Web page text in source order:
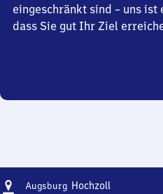
eingeschränkt sind – uns ist
dass Sie gut Ihr Ziel
Adresse
Augsburg Hochzoll